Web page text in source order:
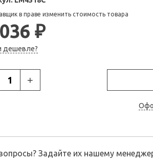
в праве изменить стоимость товара
₽
дешевле?
+
Задайте их нашему